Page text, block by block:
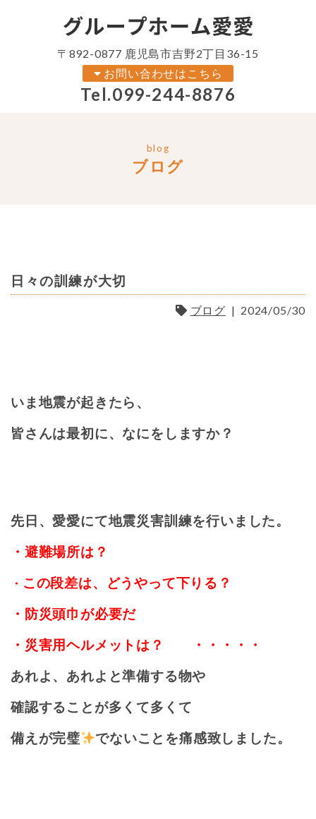
〒892-0877 鹿児島市吉野2丁目36-15
お問い合わせはこちら
Tel.099-244-8876
blog
ブログ
日々の訓練が大切
ブログ | 2024/05/30
いま地震が起きたら、
皆さんは最初に、なにをしますか？
先日、愛愛にて地震災害訓練を行いました。
・ 避難場所は？
・ この段差は、どうやって下りる？
・ 防災頭巾が必要だ
・災害用ヘルメットは？ ・・・・・
あれよ、あれよと準備する物や
確認することが多くて多くて
備えが完璧
でないことを痛感致しました。